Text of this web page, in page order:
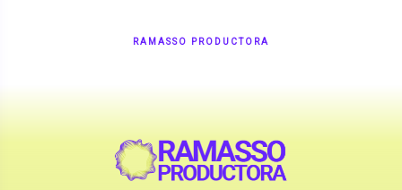
RAMASSO PRODUCTORA